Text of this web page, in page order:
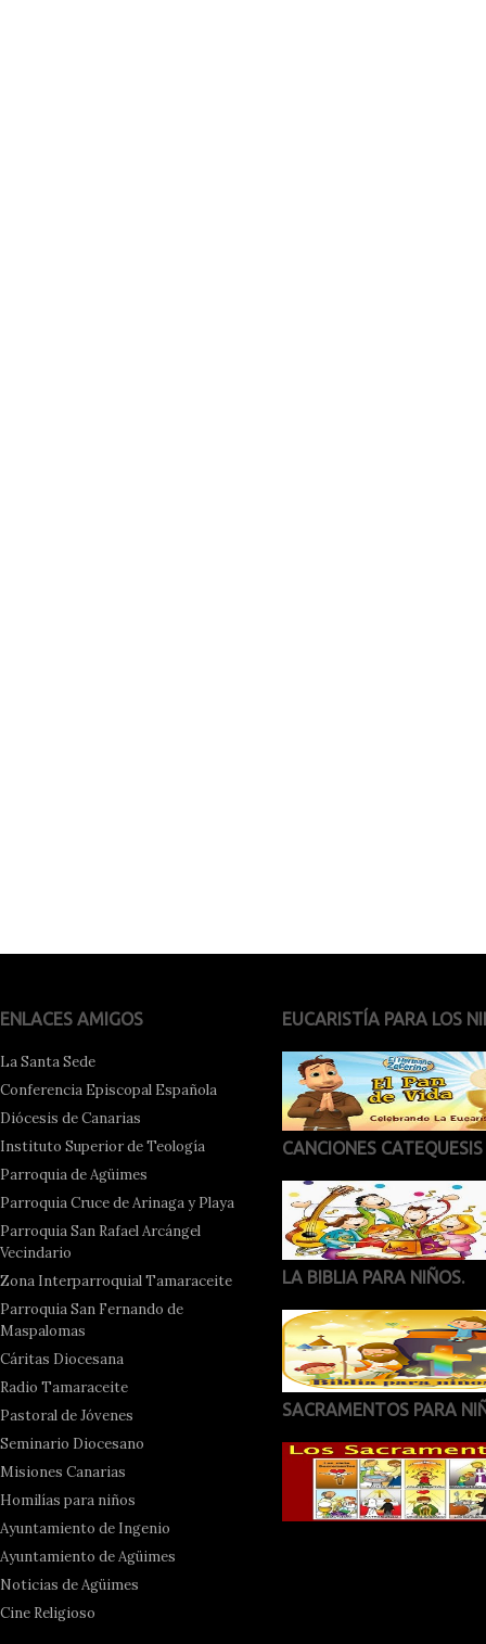
ENLACES AMIGOS
La Santa Sede
Conferencia Episcopal Española
Diócesis de Canarias
Instituto Superior de Teología
Parroquia de Agüimes
Parroquia Cruce de Arinaga y Playa
Parroquia San Rafael Arcángel
Vecindario
Zona Interparroquial Tamaraceite
Parroquia San Fernando de
Maspalomas
Cáritas Diocesana
Radio Tamaraceite
Pastoral de Jóvenes
Seminario Diocesano
Misiones Canarias
Homilías para niños
Ayuntamiento de Ingenio
Ayuntamiento de Agüimes
Noticias de Agüimes
Cine Religioso
EUCARISTÍA PARA LOS
CANCIONES CATEQUESIS
LA BIBLIA PARA NIÑOS.
SACRAMENTOS PARA